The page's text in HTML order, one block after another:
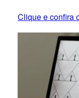
Clique e confira